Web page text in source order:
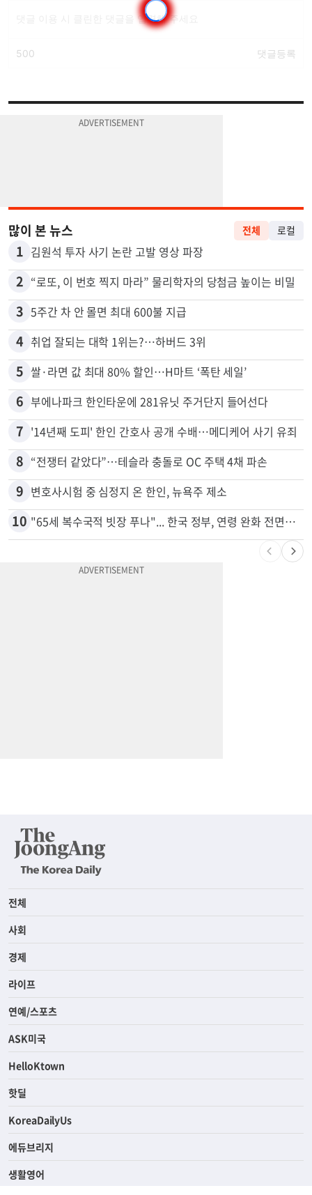
많이 본 뉴스 전체 로컬
1 김원석 투자 사기 논란 고발 영상 파장
2 “로또, 이 번호 찍지 마라” 물리학자의 당첨금 높이는 비밀
3 5주간 차 안 몰면 최대 600불 지급
4 취업 잘되는 대학 1위는?…하버드 3위
5 쌀·라면 값 최대 80% 할인…H마트 ‘폭탄 세일’
6 부에나파크 한인타운에 281유닛 주거단지 들어선다
7 '14년째 도피' 한인 간호사 공개 수배…메디케어 사기 유죄
8 “전쟁터 같았다”…테슬라 충돌로 OC 주택 4채 파손
9 변호사시험 중 심정지 온 한인, 뉴욕주 제소
10 "65세 복수국적 빗장 푸나"... 한국 정부, 연령 완화 전면 추진
전체
사회
경제
라이프
연예/스포츠
ASK미국
HelloKtown
핫딜
KoreaDailyUs
에듀브리지
생활영어